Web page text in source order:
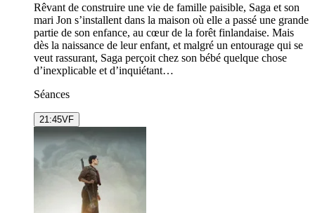
Rêvant de construire une vie de famille paisible, Saga et son
mari Jon s’installent dans la maison où elle a passé une grande
partie de son enfance, au cœur de la forêt finlandaise. Mais
dès la naissance de leur enfant, et malgré un entourage qui se
veut rassurant, Saga perçoit chez son bébé quelque chose
d’inexplicable et d’inquiétant…
Séances
21:45VF